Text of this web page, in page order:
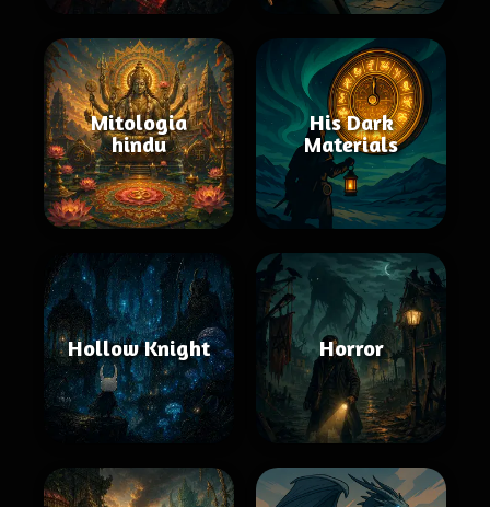
Mitologia
hindu
His Dark
Materials
Hollow Knight Horror